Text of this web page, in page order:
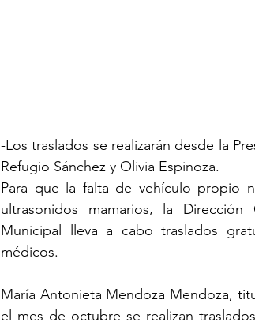
-Los traslados se realizarán desde la
Refugio Sánchez y Olivia Espinoza.
Para que la falta de vehículo propio
ultrasonidos mamarios, la
Municipal lleva a cabo traslados
médicos.
María Antonieta Mendoza Mendoza,
el mes de octubre se realizan